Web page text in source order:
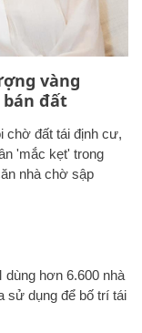
vàng
đất
chờ đất tái định cư,
'mắc kẹt' trong
nhà chờ sập
dùng hơn 6.600 nhà
sử dụng để bố trí tái